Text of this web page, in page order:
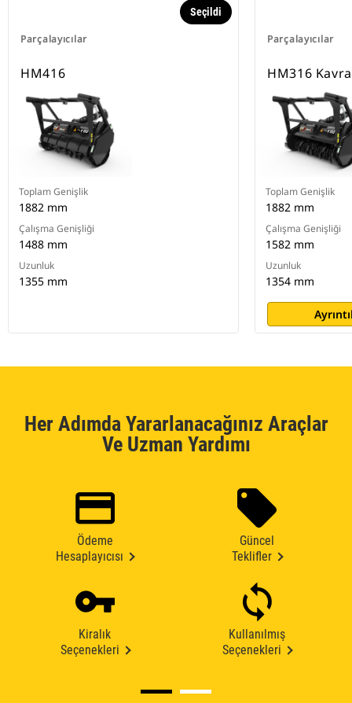
Parçalayıcılar
Seçildi
HM416
Toplam Genişlik
1882 mm
Çalışma Genişliği
1488 mm
Uzunluk
1355 mm
Parçalayıcılar
HM316
Toplam Genişlik
1882 mm
Çalışma Genişliği
1582 mm
Uzunluk
1354 mm
Her Adımda Yararlanacağınız Araçlar
Ve Uzman Yardımı
Ödeme
Hesaplayıcısı
Güncel
Teklifler
Kiralık
Seçenekleri
Kullanılmış
Seçenekleri